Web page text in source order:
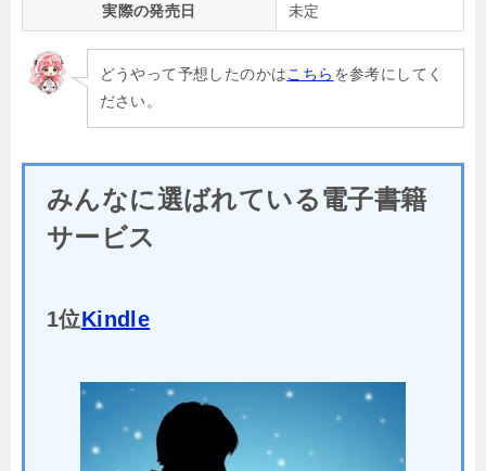
実際の発売日 未定
どうやって予想したのかはこちら を参考にしてく
ださい。
みんなに選ばれている電子書籍
サービス
1位Kindle